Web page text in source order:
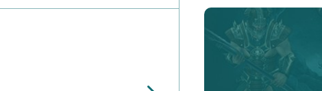
Twoich zmaganiach
wśród których
najemników
mógł ulepszać w